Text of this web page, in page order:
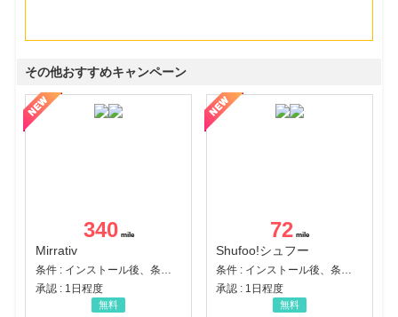
その他おすすめキャンペーン
340
Mirrativ
条件 : インストール後、条件達成
承認 : 1日程度
無料
72
Shufoo!シュフー
条件 : インストール後、条件達成
承認 : 1日程度
無料